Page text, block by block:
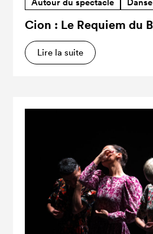
Cion : Le Requiem du
Lire la suite